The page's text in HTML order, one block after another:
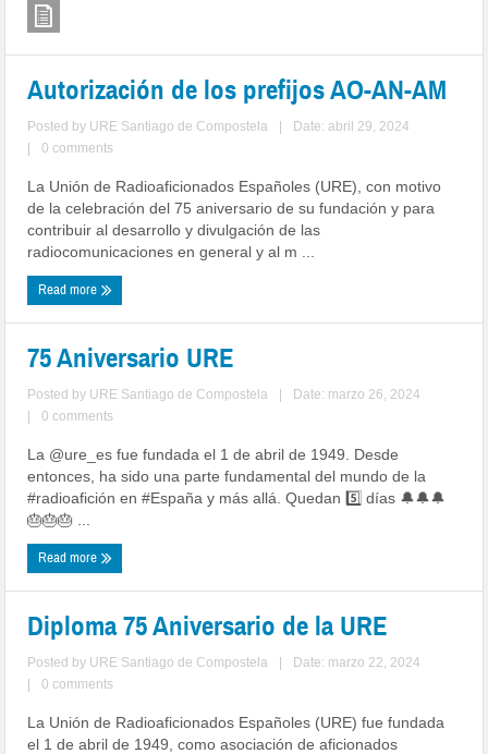
Autorización de los prefijos AO-AN-AM
Posted by URE Santiago de Compostela
Date: abril 29, 2024
0 comments
La Unión de Radioaficionados Españoles (URE), con motivo
de la celebración del 75 aniversario de su fundación y para
contribuir al desarrollo y divulgación de las
radiocomunicaciones en general y al m ...
Read more
75 Aniversario URE
Posted by URE Santiago de Compostela
Date: marzo 26, 2024
0 comments
La @ure_es fue fundada el 1 de abril de 1949. Desde
entonces, ha sido una parte fundamental del mundo de la
#radioafición en #España y más allá. Quedan 5️⃣ días 🔔🔔🔔
🎂🎂🎂 ...
Read more
Diploma 75 Aniversario de la URE
Posted by URE Santiago de Compostela
Date: marzo 22, 2024
0 comments
La Unión de Radioaficionados Españoles (URE) fue fundada
el 1 de abril de 1949, como asociación de aficionados